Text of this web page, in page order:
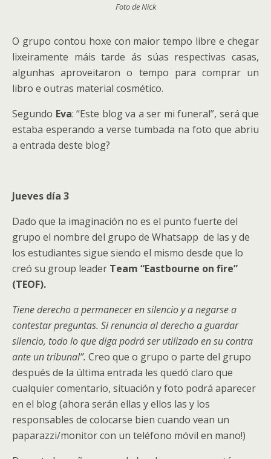
Foto de Nick
O grupo contou hoxe con maior tempo libre e chegar
lixeiramente máis tarde ás súas respectivas casas,
algunhas aproveitaron o tempo para comprar un
libro e outras material cosmético.
Segundo Eva: “Este blog va a ser mi funeral”, será que
estaba esperando a verse tumbada na foto que abriu
a entrada deste blog?
Jueves día 3
Dado que la imaginación no es el punto fuerte del
grupo el nombre del grupo de Whatsapp de las y de
los estudiantes sigue siendo el mismo desde que lo
creó su group leader Team “Eastbourne on fire”
(TEOF).
Tiene derecho a permanecer en silencio y a negarse a
contestar preguntas. Si renuncia al derecho a guardar
silencio, todo lo que diga podrá ser utilizado en su contra
ante un tribunal”. Creo que o grupo o parte del grupo
después de la última entrada les quedó claro que
cualquier comentario, situación y foto podrá aparecer
en el blog (ahora serán ellas y ellos las y los
responsables de colocarse bien cuando vean un
paparazzi/monitor con un teléfono móvil en mano!)